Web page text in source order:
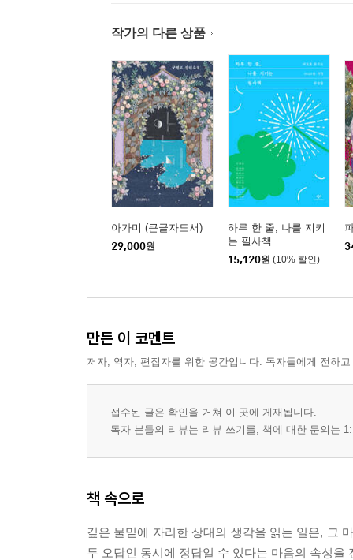
작가의 다른 상품
아가미 (큰글자도서)
29,000원
하루 한 줄, 나를 지키
는 필사책
15,120원 (10% 할인)
만든 이 코멘트
저자, 역자, 편집자를 위한 공간입니다. 독자들에게 전하
접수된 글은 확인을 거쳐 이 곳에 게재됩니다.
독자 분들의 리뷰는 리뷰 쓰기를, 책에 대한 문의는
책 속으로
깊은 물밑에 자리한 상대의 생각을 읽는 일은, 그
두 오답인 동시에 정답일 수 있다는 마음의 속성을